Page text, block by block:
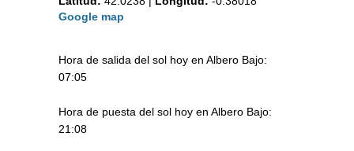
Google map
Hora de salida del sol hoy en Albero Bajo:
07:05
Hora de puesta del sol hoy en Albero Bajo:
21:08